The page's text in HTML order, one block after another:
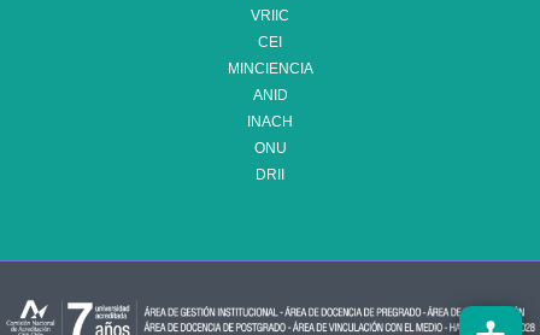
VRIIC
CEI
MINCIENCIA
ANID
INACH
ONU
DRII